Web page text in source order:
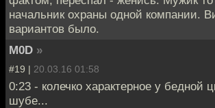
начальник охраны одной компании.
вариантов было.
M0D »
#19 | 20.03.16 01:58
0:23 - колечко характерное у бедной
шубе...